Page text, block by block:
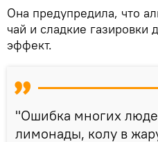
Она предупредила, что
чай и сладкие
эффект.
"Ошибка многих
лимонады, колу в